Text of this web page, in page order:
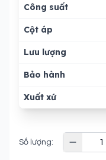
Công suất
Cột áp
Lưu lượng
Bảo hành
Xuất xứ
Số lượng: